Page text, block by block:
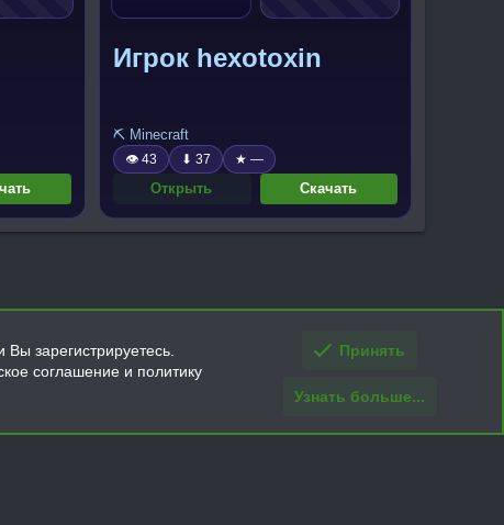
Игрок hexotoxin
⛏️ Minecraft
👁 43 ⬇ 37 ★ —
Открыть Скачать
Главная
R
S
зарегистрируетесь.
соглашение и политику
Принять
Узнать больше...